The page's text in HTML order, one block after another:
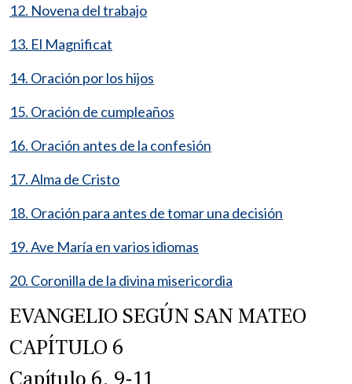
12. Novena del trabajo
13. El Magnificat
14. Oración por los hijos
15. Oración de cumpleaños
16. Oración antes de la confesión
17. Alma de Cristo
18. Oración para antes de tomar una decisión
19. Ave María en varios idiomas
20. Coronilla de la divina misericordia
EVANGELIO SEGÚN SAN MATEO
CAPÍTULO 6
Capítulo 6, 9-11